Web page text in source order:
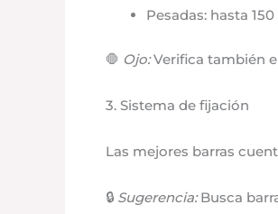
Pesadas: hasta 150
🛑 Ojo:Verifica también
3. Sistema de fijación
Las mejores barras
🔒 Sugerencia:Busca